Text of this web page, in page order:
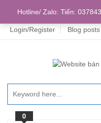
Login/Register Blog posts
0
Hotline/ Zalo: Tiến: